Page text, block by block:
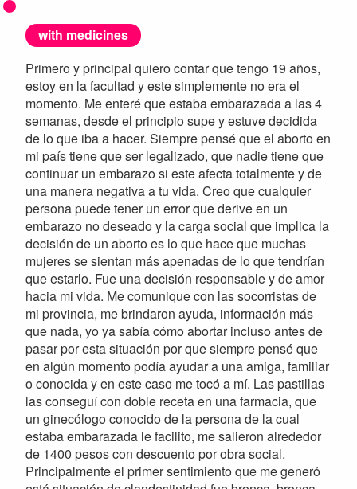
with medicines
Primero y principal quiero contar que tengo 19 años,
estoy en la facultad y este simplemente no era el
momento. Me enteré que estaba embarazada a las 4
semanas, desde el principio supe y estuve decidida
de lo que iba a hacer. Siempre pensé que el aborto en
mi país tiene que ser legalizado, que nadie tiene que
continuar un embarazo si este afecta totalmente y de
una manera negativa a tu vida. Creo que cualquier
persona puede tener un error que derive en un
embarazo no deseado y la carga social que implica la
decisión de un aborto es lo que hace que muchas
mujeres se sientan más apenadas de lo que tendrían
que estarlo. Fue una decisión responsable y de amor
hacia mi vida. Me comunique con las socorristas de
mi provincia, me brindaron ayuda, información más
que nada, yo ya sabía cómo abortar incluso antes de
pasar por esta situación por que siempre pensé que
en algún momento podía ayudar a una amiga, familiar
o conocida y en este caso me tocó a mí. Las pastillas
las conseguí con doble receta en una farmacia, que
un ginecólogo conocido de la persona de la cual
estaba embarazada le facilito, me salieron alrededor
de 1400 pesos con descuento por obra social.
Principalmente el primer sentimiento que me generó